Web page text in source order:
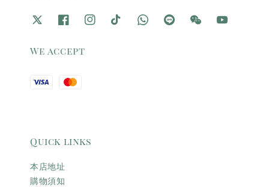
We accept
Quick links
本店地址
購物須知